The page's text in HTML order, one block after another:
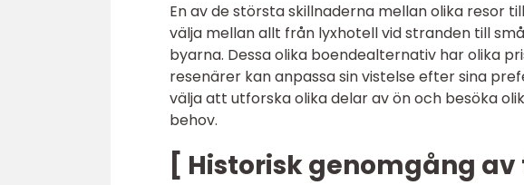
En av de största skillnaderna mellan olika resor
välja mellan allt från lyxhotell vid stranden till
byarna. Dessa olika boendealternativ har olika
resenärer kan anpassa sin vistelse efter sina
välja att utforska olika delar av ön och besöka
behov.
[ Historisk genomgång